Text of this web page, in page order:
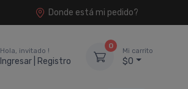
Donde está mi pedido?
Hola, invitado !
Ingresar | Registro
0
Mi carrito
$0